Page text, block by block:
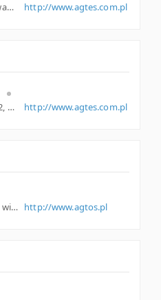
ul. Puławska 300 A, Warszawa
http://www.agtes.com.pl
02-955 Warszawa, Łowcza 22, mazowieckie
http://www.agtes.com.pl
Konin, ul. Przemysłowa 156, wielkopolskie http://www.agtos.pl